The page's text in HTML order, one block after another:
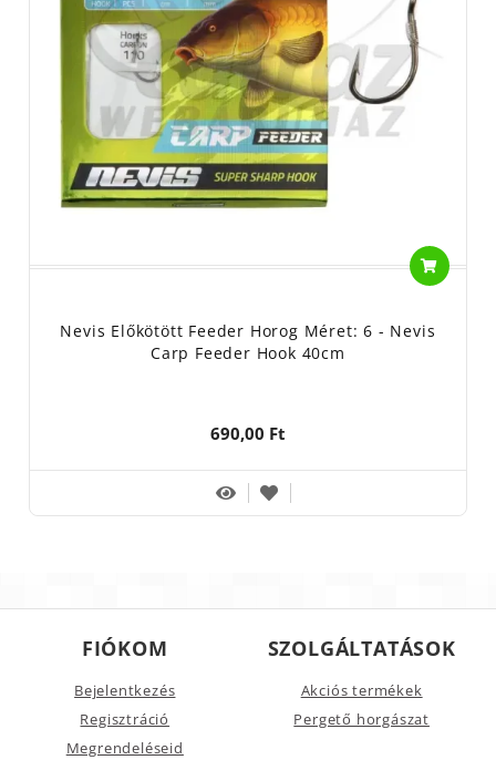
Nevis Előkötött Feeder Horog Méret: 6 - Nevis
Carp Feeder Hook 40cm
690,00 Ft
FIÓKOM
Bejelentkezés
Regisztráció
Megrendeléseid
SZOLGÁLTATÁSOK
Akciós termékek
Pergető horgászat